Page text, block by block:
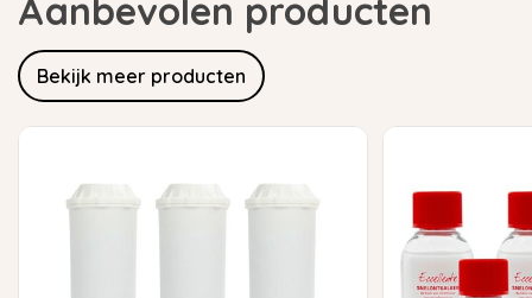
Aanbevolen producten
Bekijk meer producten